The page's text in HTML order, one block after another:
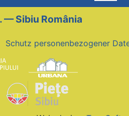
— Sibiu România
Schutz personenbezogener